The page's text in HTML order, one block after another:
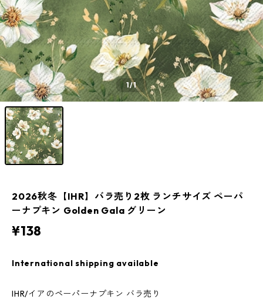
1/1
2026秋冬【IHR】バラ売り2枚 ランチサイズ ペーパ
ーナプキン Golden Gala グリーン
¥138
International shipping available
IHR/イアのペーパーナプキン バラ売り